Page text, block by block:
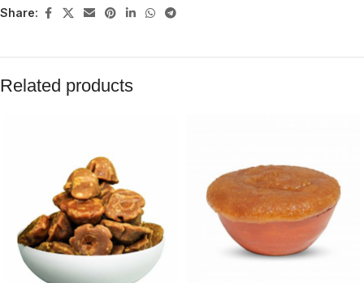
Share:
Related products